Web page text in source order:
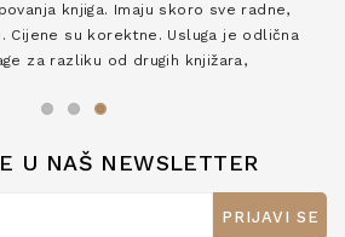
knjiga. Imaju skoro sve radne,
Cijene su korektne. Usluga je odlična
za razliku od drugih knjižara,
U NAŠ NEWSLETTER
PRIJAVI SE